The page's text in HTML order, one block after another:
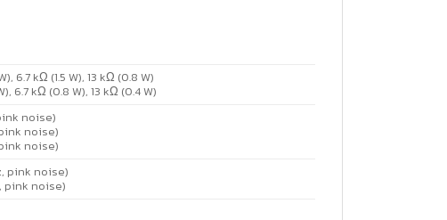
6.7 kΩ (1.5 W), 13 kΩ (0.8 W)
6.7 kΩ (0.8 W), 13 kΩ (0.4 W)
noise)
pink noise)
pink noise)
pink noise)
pink noise)